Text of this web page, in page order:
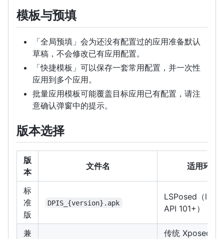
模板与预填
「全局预填」会为还没有配置过的应用准备默认
草稿，不会修改已有应用配置。
「快捷模板」可以保存一套常用配置，并一次性
应用到多个应用。
批量应用模板可能覆盖目标应用已有配置，请注
意确认弹窗中的提示。
版本选择
版
本
文件名 适用环境
标
准
版
DPIS_{version}.apk
LSPosed（
API 101+）
兼
传统 Xposed /